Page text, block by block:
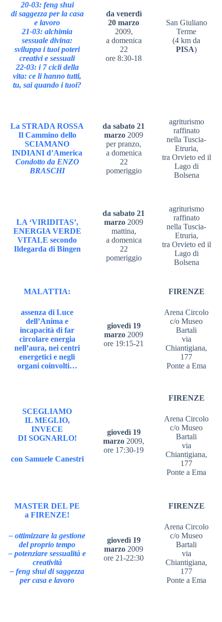
20-03: feng shui
di saggezza per la casa
e lavoro
21-03: alchimia
sessuale divina:
sviluppa i tuoi poteri
creativi e sessuali
22-03: i 7 cicli della
vita: ce li hanno tutti,
tu, sai quando i tuoi?
da venerdì
20 marzo
2009,
a domenica
22
ore 8:30-18
San Giuliano
Terme
(4 km da
PISA)
La STRADA ROSSA
Il Cammino dello
SCIAMANO
INDIANI d’America
Condotto da ENZO
BRASCHI
da sabato 21
marzo 2009
per pranzo,
a domenica
22
pomeriggio
agriturismo
raffinato
nella Tuscia-
Etruria,
tra Orvieto ed il
Lago di
Bolsena
LA ‘VIRIDITAS’,
ENERGIA VERDE
VITALE secondo
Ildegarda di Bingen
da sabato 21
marzo 2009
mattina,
a domenica
22
pomeriggio
agriturismo
raffinato
nella Tuscia-
Etruria,
tra Orvieto ed il
Lago di
Bolsena
MALATTIA:
assenza di Luce
dell’Anima e
incapacità di far
circolare energia
nell’aura, nei centri
energetici e negli
organi coinvolti…
giovedì 19
marzo 2009
ore 19:15-21
FIRENZE
Arena Circolo
c/o Museo
Bartali
via
Chiantigiana,
177
Ponte a Ema
SCEGLIAMO
IL MEGLIO,
INVECE
DI SOGNARLO!
con Samuele Canestri
giovedì 19
marzo 2009,
ore 17:30-19
FIRENZE
Arena Circolo
c/o Museo
Bartali
via
Chiantigiana,
177
Ponte a Ema
MASTER DEL PE
a FIRENZE!
– ottimizzare la gestione
del proprio tempo
– potenziare sessualità e
creatività
– feng shui di saggezza
per casa e lavoro
giovedì 19
marzo 2009
ore 21-22:30
FIRENZE
Arena Circolo
c/o Museo
Bartali
via
Chiantigiana,
177
Ponte a Ema